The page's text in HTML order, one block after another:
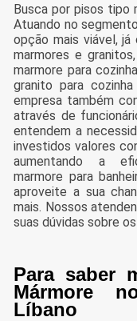
Busca por pisos tipo
Atuando no
opção mais viável,
marmores e
marmore para
granito para
empresa também
através de
entendem a
investidos valores
aumentando a
marmore para
aproveite a sua
mais. Nossos
suas dúvidas sobre
Para saber
Mármore
Líbano